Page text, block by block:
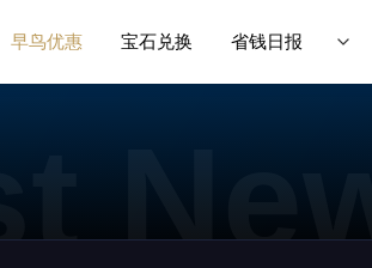
早鸟优惠 宝石兑换 省钱日报